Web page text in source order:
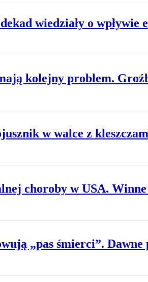
wiedziały o
kolejny problem.
w walce z
choroby w USA. Winne
„pas śmierci”.